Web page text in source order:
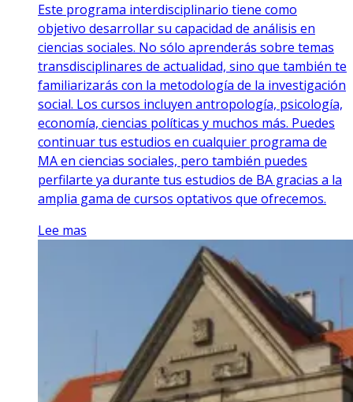
Este programa interdisciplinario tiene como
objetivo desarrollar su capacidad de análisis en
ciencias sociales. No sólo aprenderás sobre temas
transdisciplinares de actualidad, sino que también te
familiarizarás con la metodología de la investigación
social. Los cursos incluyen antropología, psicología,
economía, ciencias políticas y muchos más. Puedes
continuar tus estudios en cualquier programa de
MA en ciencias sociales, pero también puedes
perfilarte ya durante tus estudios de BA gracias a la
amplia gama de cursos optativos que ofrecemos.
Lee mas